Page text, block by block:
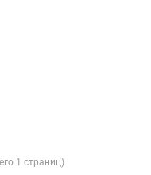
1 страниц)